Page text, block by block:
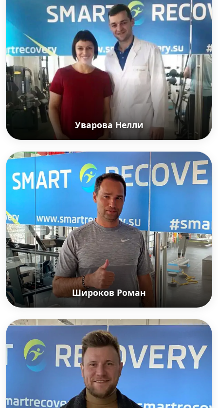
Российский футболист, полузащитник.
Серебряный призёр чемпионата России (2006,
2007), бронзовый призёр чемпионата Европы
(2008)
Уварова Нелли
Уварова Нелли
Российская актриса театра, кино и дубляжа.
Широков Роман
Широков Роман
Российский футболист, заслуженный мастер
спорта России, бронзовый призёр чемпионата
Европы 2008, трёхкратный чемпион России,
двукратный обладатель суперкубка России,
обладатель кубка и суперкубка УЕФА 2008 в
составе «Зенита». Работает экспертом на Матч